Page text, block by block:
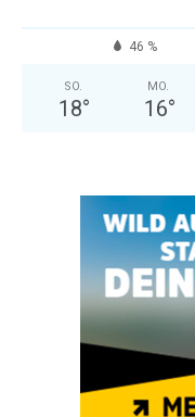
46 %
SO.
18°
MO.
16°